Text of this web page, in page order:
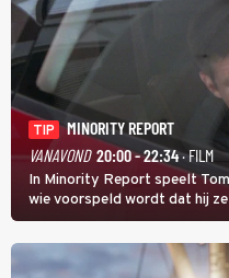
TIP
MINORITY REPORT
VANAVOND 20:00 - 22:34· FILM
In Minority Report speelt
wie voorspeld wordt dat hij